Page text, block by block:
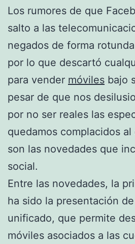
Los rumores de que
salto a las
negados de forma
por lo que descartó
para vender móviles bajo
pesar de que nos
por no ser reales las
quedamos complacidos
son las novedades que
social.
Entre las novedades, la
ha sido la presentación
unificado, que permite
móviles asociados a las